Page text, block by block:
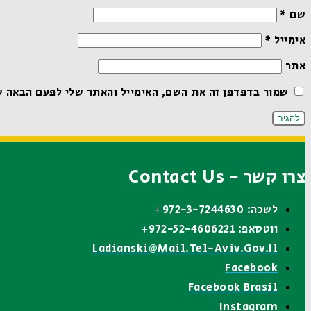
שם *
אימייל *
אתר
שמור בדפדפן זה את השם, האימייל והאתר שלי לפעם הבאה
צרו קשר - Contact Us
לשכה: 972-3-7244630+
ווטסאפ: 972-52-4606221+
Ladianski@mail.tel-Aviv.gov.il
Facebook
Facebook Brasil
Instagram